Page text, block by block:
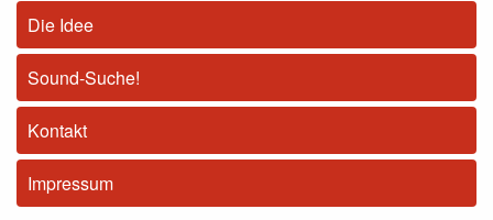
Die Idee
Sound-Suche!
Kontakt
Impressum